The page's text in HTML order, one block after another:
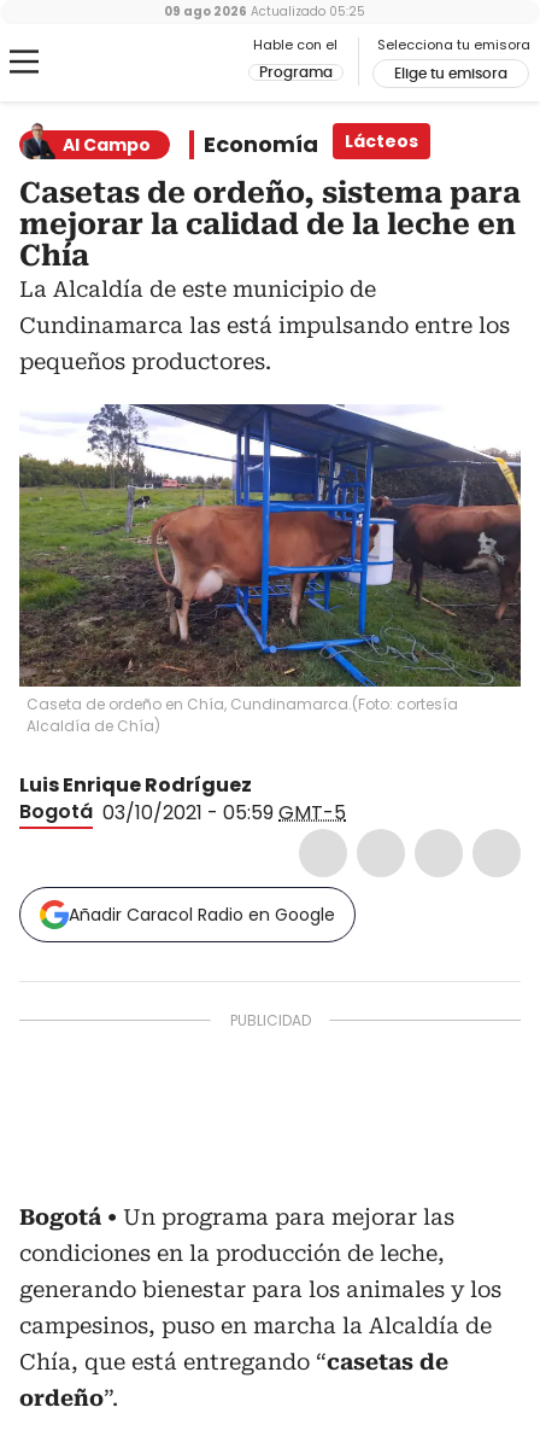
Hable con el
Programa
Selecciona tu emisora
Elige tu emisora
09 ago 2026 Actualizado 05:25
Al Campo Economía Lácteos
Casetas de ordeño, sistema para
mejorar la calidad de la leche en
Chía
La Alcaldía de este municipio de
Cundinamarca las está impulsando entre los
pequeños productores.
Caseta de ordeño en Chía, Cundinamarca.(Foto: cortesía
Alcaldía de Chía)
Luis Enrique Rodríguez
Bogotá 03/10/2021 - 05:59GMT-5
Añadir Caracol Radio en Google
Bogotá
Un programa para mejorar las
condiciones en la producción de leche,
generando bienestar para los animales y los
campesinos, puso en marcha la Alcaldía de
Chía, que está entregando “casetas de
ordeño”.